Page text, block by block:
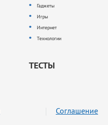
Гаджеты
Игры
Интернет
Технологии
ТЕСТЫ
Соглашение